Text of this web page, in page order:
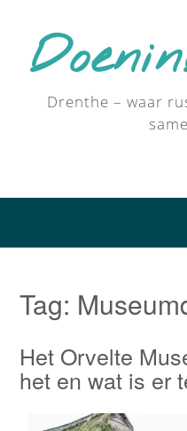
Drenthe – waar
Tag:
Het Orvelte
het en wat is er